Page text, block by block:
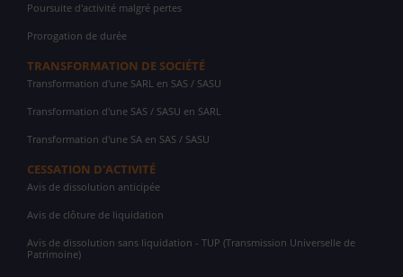
Poursuite d'activité malgré pertes
Prorogation de durée
TRANSFORMATION DE SOCIÉTÉ
Transformation d'une SARL en SAS / SASU
Transformation d'une SAS / SASU en SARL
Transformation d'une SA en SAS / SASU
CESSATION D'ACTIVITÉ
Avis de dissolution anticipée
Avis de clôture de liquidation
Avis de dissolution sans liquidation - TUP (Transmission Universelle de
Patrimoine)